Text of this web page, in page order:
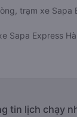
trạm xe Sapa
Sapa Express
tin lịch chạy